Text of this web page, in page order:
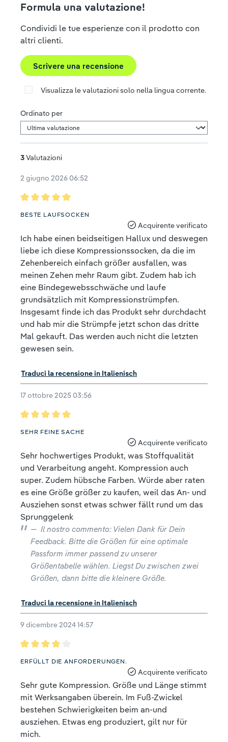
Formula una valutazione!
Condividi le tue esperienze con il prodotto con
altri clienti.
Scrivere una recensione
Visualizza le valutazioni solo nella lingua corrente.
Ordinato per
3Valutazioni
2 giugno 2026 06:52
BESTE LAUFSOCKEN
Acquirente verificato
Ich habe einen beidseitigen Hallux und deswegen
liebe ich diese Kompressionssocken, da die im
Zehenbereich einfach größer ausfallen, was
meinen Zehen mehr Raum gibt. Zudem hab ich
eine Bindegewebsschwäche und laufe
grundsätzlich mit Kompressionstrümpfen.
Insgesamt finde ich das Produkt sehr durchdacht
und hab mir die Strümpfe jetzt schon das dritte
Mal gekauft. Das werden auch nicht die letzten
gewesen sein.
Traduci la recensione in Italienisch
17 ottobre 2025 03:56
SEHR FEINE SACHE
Acquirente verificato
Sehr hochwertiges Produkt, was Stoffqualität
und Verarbeitung angeht. Kompression auch
super. Zudem hübsche Farben. Würde aber raten
es eine Größe größer zu kaufen, weil das An- und
Ausziehen sonst etwas schwer fällt rund um das
Sprunggelenk
Il nostro commento: Vielen Dank für Dein
Feedback. Bitte die Größen für eine optimale
Passform immer passend zu unserer
Größentabelle wählen. Liegst Du zwischen zwei
Größen, dann bitte die kleinere Größe.
Traduci la recensione in Italienisch
9 dicembre 2024 14:57
Recensione con valutazione di 4 su 5 stelle
ERFÜLLT DIE ANFORDERUNGEN.
Acquirente verificato
Sehr gute Kompression. Größe und Länge stimmt
mit Werksangaben überein. Im Fuß-Zwickel
bestehen Schwierigkeiten beim an-und
ausziehen. Etwas eng produziert, gilt nur für
mich.